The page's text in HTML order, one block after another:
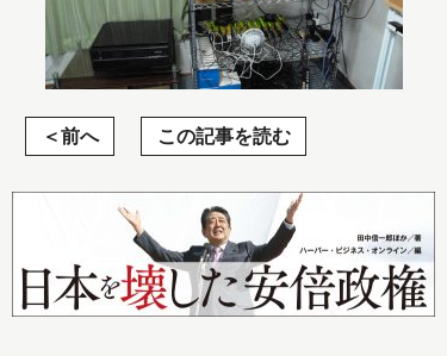
前へ この記事を読む